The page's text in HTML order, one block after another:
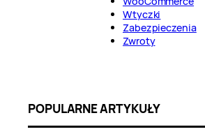
Wtyczki
Zabezpieczenia
Zwroty
POPULARNE ARTYKUŁY